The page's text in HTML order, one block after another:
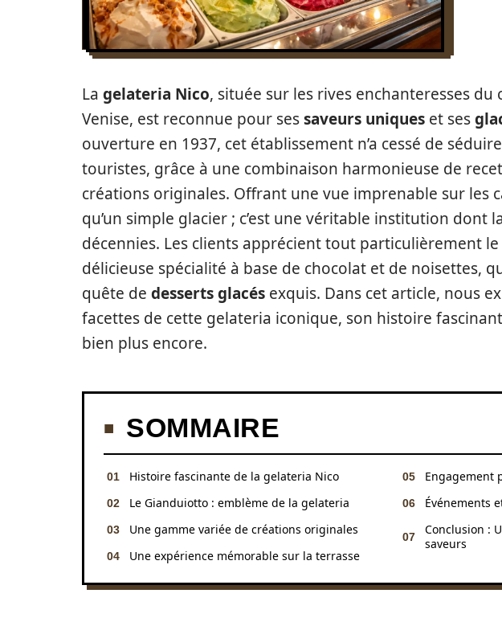
La gelateria Nico, située sur les rives enchanteresses du
Venise, est reconnue pour sessaveurs uniques et ses
ouverture en 1937, cet établissement n’a cessé de
touristes, grâce à une combinaison harmonieuse de
créations originales. Offrant une vue imprenable sur les
qu’un simple glacier ; c’est une véritable institution dont
décennies. Les clients apprécient tout particulièrement le
délicieuse spécialité à base de chocolat et de noisettes,
quête de desserts glacés exquis. Dans cet article, nous
facettes de cette gelateria iconique, son histoire
bien plus encore.
SOMMAIRE
Histoire fascinante de la gelateria Nico
Le Gianduiotto : emblème de la gelateria
Une gamme variée de créations originales
Une expérience mémorable sur la terrasse
Engagement
Événements
Conclusion :
saveurs